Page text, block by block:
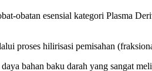
obatan esensial kategori Plasma
proses hilirisasi pemisahan
bahan baku darah yang sangat